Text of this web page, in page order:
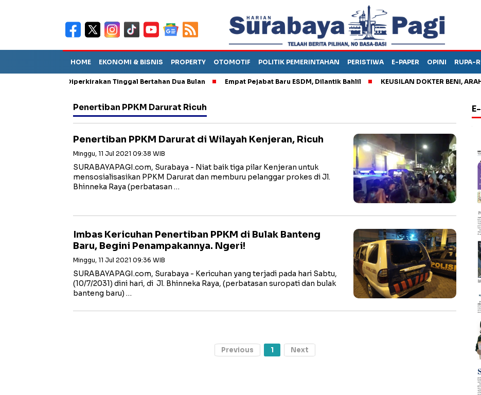
HOME EKONOMI & BISNIS PROPERTY OTOMOTIF POLITIK PEMERINTAHAN PERISTIWA E-PAPER OPINI RUPA-
Sebut TPA Diperkirakan Tinggal Bertahan Dua Bulan Empat Pejabat Baru ESDM, Dilantik Bahlil KEUSILAN DOKTER BENI,
Penertiban PPKM Darurat Ricuh
Penertiban PPKM Darurat di Wilayah Kenjeran, Ricuh
Minggu, 11 Jul 2021 09:38 WIB
SURABAYAPAGI.com, Surabaya - Niat baik tiga pilar Kenjeran untuk
mensosialisasikan PPKM Darurat dan memburu pelanggar prokes di Jl.
Bhinneka Raya (perbatasan …
Imbas Kericuhan Penertiban PPKM di Bulak Banteng
Baru, Begini Penampakannya. Ngeri!
Minggu, 11 Jul 2021 09:36 WIB
SURABAYAPAGI.com, Surabaya - Kericuhan yang terjadi pada hari Sabtu,
(10/7/2031) dini hari, di Jl. Bhinneka Raya, (perbatasan suropati dan bulak
banteng baru) …
Previous 1 Next